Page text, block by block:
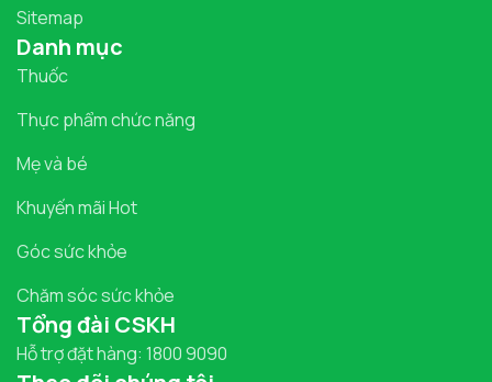
Sitemap
Danh mục
Thuốc
Thực phẩm chức năng
Mẹ và bé
Khuyến mãi Hot
Góc sức khỏe
Chăm sóc sức khỏe
Tổng đài CSKH
Hỗ trợ đặt hàng: 1800 9090